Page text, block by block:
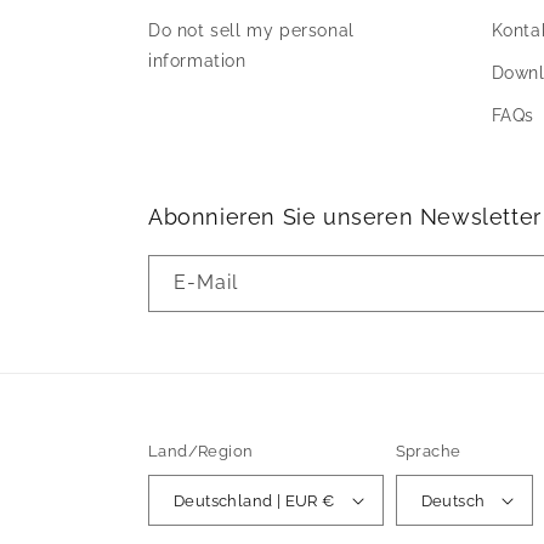
Do not sell my personal
information
FAQs
Abonnieren Sie unseren Newsletter
E-Mail
Land/Region
Deutschland | EUR €
Sprache
Deutsch